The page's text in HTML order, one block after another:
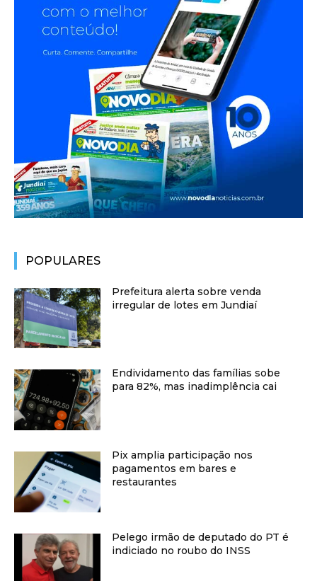
POPULARES
Prefeitura alerta sobre venda
irregular de lotes em Jundiaí
Endividamento das famílias sobe
para 82%, mas inadimplência cai
Pix amplia participação nos
pagamentos em bares e
restaurantes
Pelego irmão de deputado do PT é
indiciado no roubo do INSS